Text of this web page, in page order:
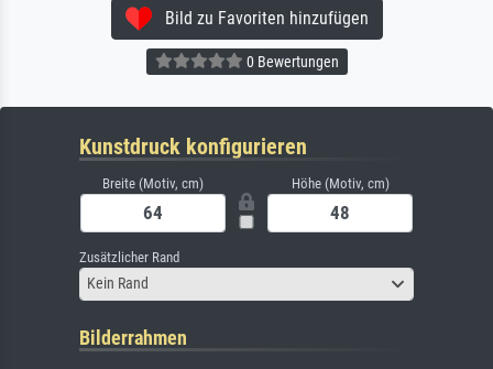
Bild zu Favoriten hinzufügen
0 Bewertungen
Kunstdruck konfigurieren
Breite (Motiv, cm) Höhe (Motiv, cm)
Zusätzlicher Rand
Kein Rand
Bilderrahmen